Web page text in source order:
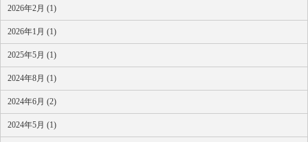
2026年2月 (1)
2026年1月 (1)
2025年5月 (1)
2024年8月 (1)
2024年6月 (2)
2024年5月 (1)